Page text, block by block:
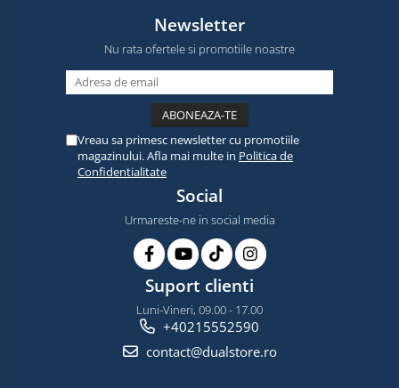
Newsletter
Nu rata ofertele si promotiile noastre
Vreau sa primesc newsletter cu promotiile
magazinului. Afla mai multe in Politica de
Confidentialitate
Social
Urmareste-ne in social media
Suport clienti
Luni-Vineri, 09.00 - 17.00
+40215552590
contact@dualstore.ro